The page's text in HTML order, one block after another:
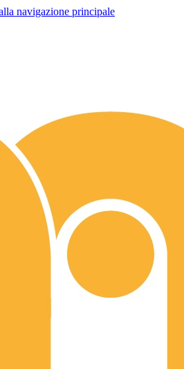
navigazione principale